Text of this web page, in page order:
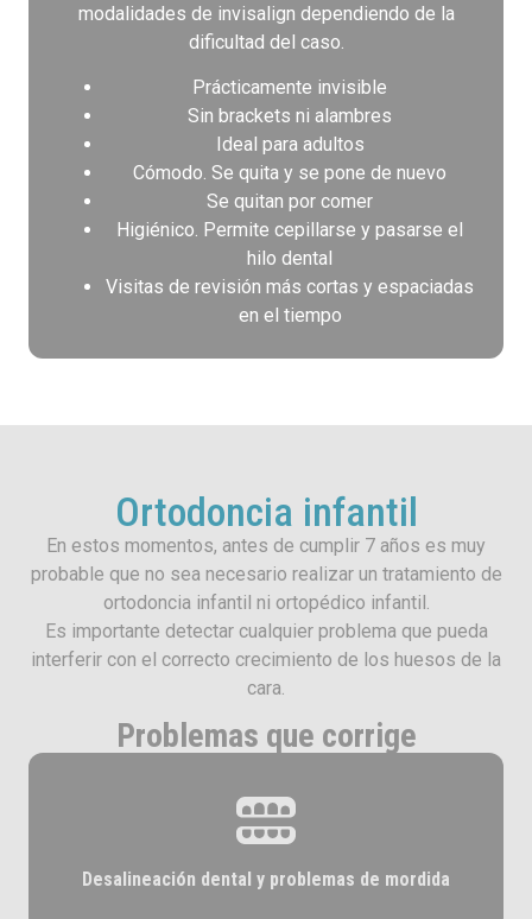
modalidades de invisalign dependiendo de la
dificultad del caso.
Prácticamente invisible
Sin brackets ni alambres
Ideal para adultos
Cómodo. Se quita y se pone de nuevo
Se quitan por comer
Higiénico. Permite cepillarse y pasarse el
hilo dental
Visitas de revisión más cortas y espaciadas
en el tiempo
Ortodoncia infantil
En estos momentos, antes de cumplir 7 años es muy
probable que no sea necesario realizar un tratamiento de
ortodoncia infantil ni ortopédico infantil.
Es importante detectar cualquier problema que pueda
interferir con el correcto crecimiento de los huesos de la
cara.
Problemas que corrige
Desalineación dental y problemas de mordida